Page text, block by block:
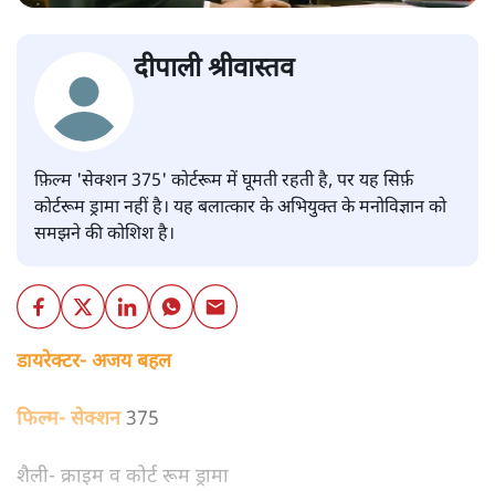
दीपाली श्रीवास्तव
फ़िल्म 'सेक्शन 375' कोर्टरूम में घूमती रहती है, पर यह सिर्फ़
कोर्टरूम ड्रामा नहीं है। यह बलात्कार के अभियुक्त के मनोविज्ञान को
समझने की कोशिश है।
डायरेक्टर- अजय बहल
फिल्म- सेक्शन 375
शैली- क्राइम व कोर्ट रूम ड्रामा